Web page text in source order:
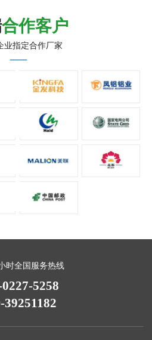
合作客户
业指定合作厂家
时全国服务热线
5258
39251182